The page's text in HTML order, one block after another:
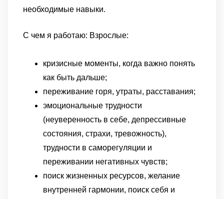
необходимые навыки.
С чем я работаю: Взрослые:
кризисные моменты, когда важно понять
как быть дальше;
переживание горя, утраты, расставания;
эмоциональные трудности
(неуверенность в себе, депрессивные
состояния, страхи, тревожность),
трудности в саморегуляции и
переживании негативных чувств;
поиск жизненных ресурсов, желание
внутренней гармонии, поиск себя и